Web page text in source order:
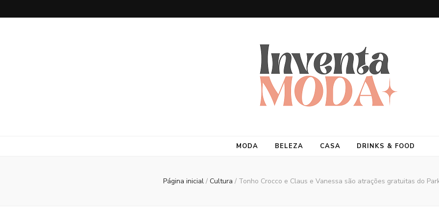
MODA BELEZA CASA DRINKS & FOOD
Página inicial / Cultura / Tonho Crocco e Claus e Vanessa são atrações gratuitas do